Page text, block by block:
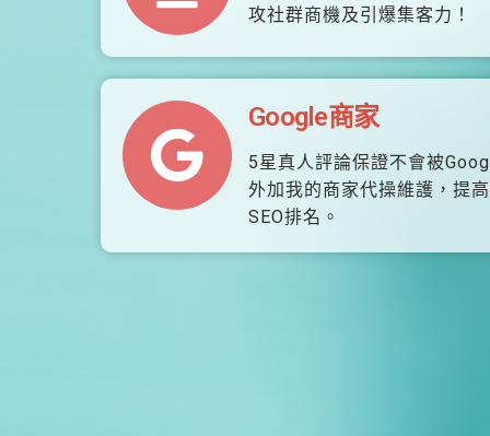
攻社群商機及引爆集客力！
Google商家
5星真人評論保證不會被
外加我的商家代操維護，提
SEO排名。